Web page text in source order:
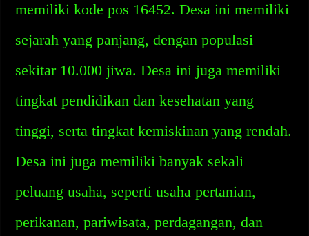
memiliki kode pos 16452. Desa ini memiliki
sejarah yang panjang, dengan populasi
sekitar 10.000 jiwa. Desa ini juga memiliki
tingkat pendidikan dan kesehatan yang
tinggi, serta tingkat kemiskinan yang rendah.
Desa ini juga memiliki banyak sekali
peluang usaha, seperti usaha pertanian,
perikanan, pariwisata, perdagangan, dan